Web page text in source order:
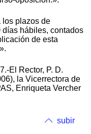
los plazos de
hábiles, contados
de esta
El Rector, P. D.
la Vicerrectora de
Enriqueta Vercher
subir